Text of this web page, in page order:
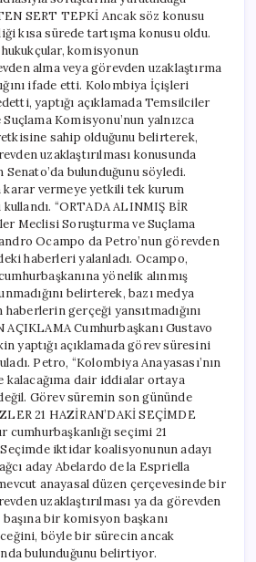
SERT TEPKİ Ancak söz konusu
kısa sürede tartışma konusu oldu.
komisyonun
alma veya görevden uzaklaştırma
ifade etti. Kolombiya İçişleri
yaptığı açıklamada Temsilciler
Komisyonu’nun yalnızca
sahip olduğunu belirterek,
uzaklaştırılması konusunda
bulunduğunu söyledi.
karar vermeye yetkili tek kurum
“ORTADA ALINMIŞ BİR
Meclisi Soruşturma ve Suçlama
Ocampo da Petro’nun görevden
haberleri yalanladı. Ocampo,
yönelik alınmış
belirterek, bazı medya
gerçeği yansıtmadığını
AÇIKLAMA Cumhurbaşkanı Gustavo
yaptığı açıklamada görev süresini
Petro, “Kolombiya Anayasası’nın
kalacağıma dair iddialar ortaya
Görev süremin son gününde
21 HAZİRAN’DAKİ SEÇİMDE
cumhurbaşkanlığı seçimi 21
Seçimde iktidar koalisyonunun adayı
aday Abelardo de la Espriella
anayasal düzen çerçevesinde bir
uzaklaştırılması ya da görevden
başına bir komisyon başkanı
böyle bir sürecin ancak
bulunduğunu belirtiyor.